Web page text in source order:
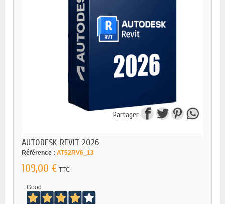
Partager
AUTODESK REVIT 2026
Référence : AT52RV6_13
109,00 € TTC
Good